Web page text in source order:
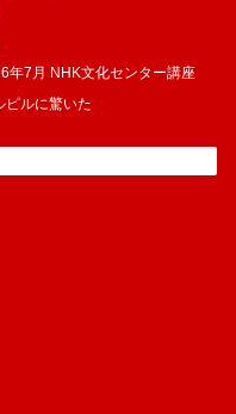
年7月 NHK文化センター講座
ピルに驚いた